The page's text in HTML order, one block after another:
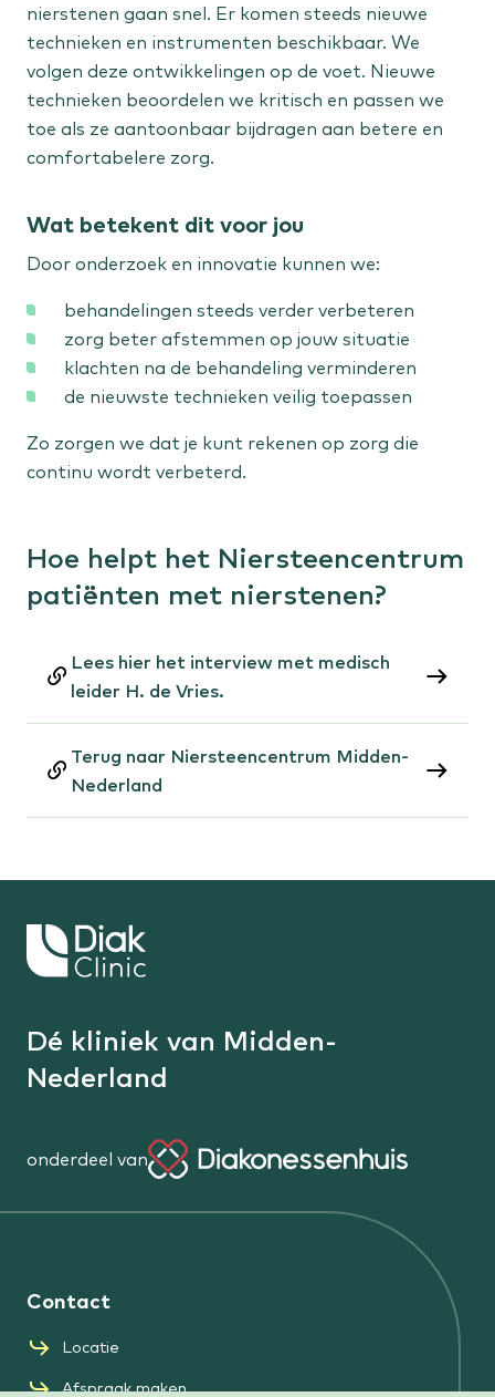
nierstenen gaan snel. Er komen steeds nieuwe
technieken en instrumenten beschikbaar. We
volgen deze ontwikkelingen op de voet. Nieuwe
technieken beoordelen we kritisch en passen we
toe als ze aantoonbaar bijdragen aan betere en
comfortabelere zorg.
Wat betekent dit voor jou
Door onderzoek en innovatie kunnen we:
behandelingen steeds verder verbeteren
zorg beter afstemmen op jouw situatie
klachten na de behandeling verminderen
de nieuwste technieken veilig toepassen
Zo zorgen we dat je kunt rekenen op zorg die
continu wordt verbeterd.
Hoe helpt het Niersteencentrum
patiënten met nierstenen?
Lees hier het interview met medisch
leider H. de Vries.
Terug naar Niersteencentrum Midden-
Nederland
Keer
terug
homepage
Dé kliniek van Midden-
Nederland
onderdeel vanDiakonessenhuis
Contact
Locatie
Afspraak maken